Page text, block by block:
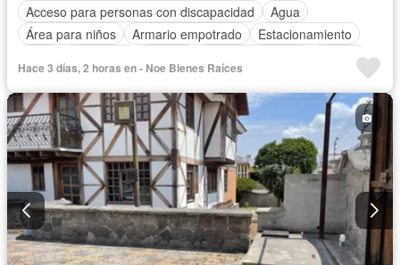
Acceso para personas con discapacidad
Agua
Área para niños
Armario empotrado
Estacionamiento
Alarma
Bodega
Electricidad Chimenea
Calefacción
Cocina integral
Cuarto de servicio Conserje
Jardín
Parrilla
Garita de guardianía Piscina Solo familias
Hace 3 días, 2 horas en - Noe Bienes Raíces